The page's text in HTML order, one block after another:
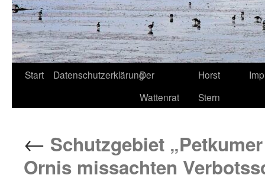
Start DatenschutzerklärungDer
Wattenrat
Horst
Stern
← Schutzgebiet
Ornis missachten